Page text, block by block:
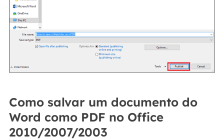
Como salvar um documento do
Word como PDF no Office
2010/2007/2003